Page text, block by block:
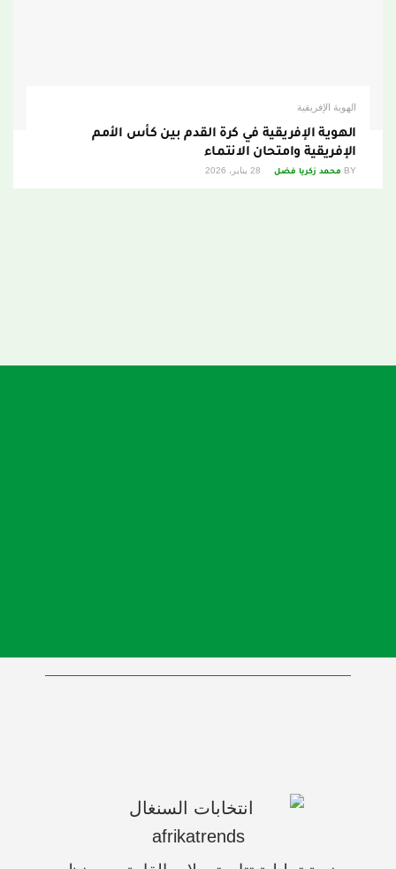
الهوية الإفريقية
الهوية الإفريقية في كرة القدم بين كأس الأمم
الإفريقية وامتحان الانتماء
BY محمد زكريا فضل